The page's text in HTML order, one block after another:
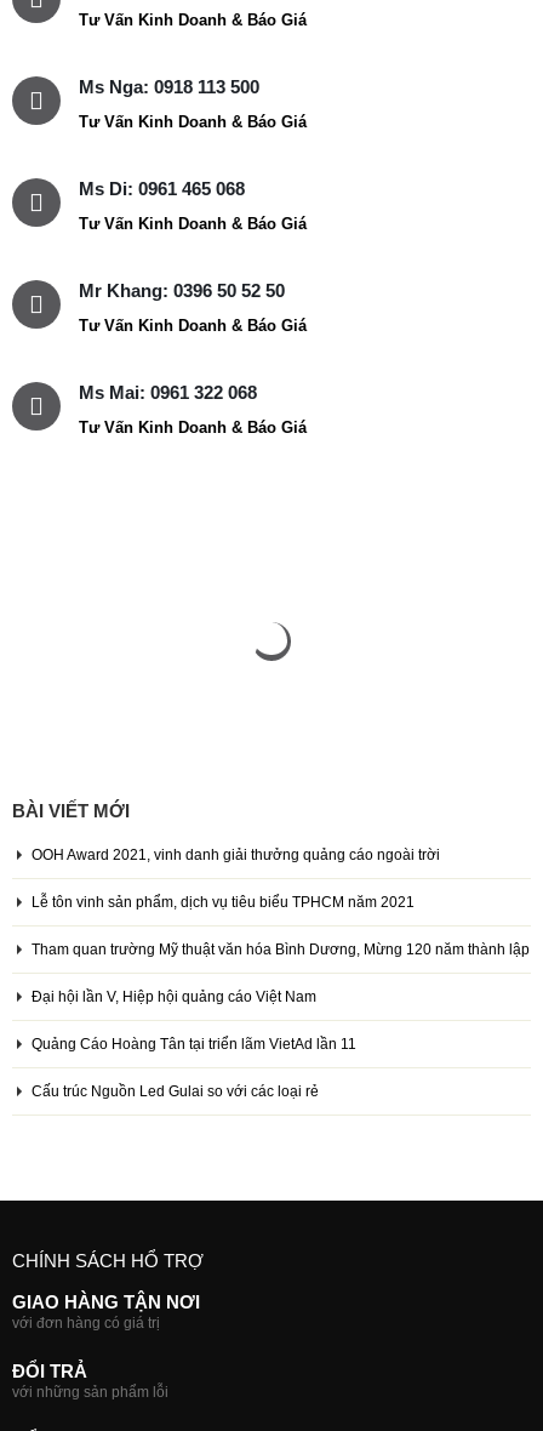
Tư Vấn Kinh Doanh & Báo Giá
Ms Nga: 0918 113 500
Tư Vấn Kinh Doanh & Báo Giá
Ms Di: 0961 465 068
Tư Vấn Kinh Doanh & Báo Giá
Mr Khang: 0396 50 52 50
Tư Vấn Kinh Doanh & Báo Giá
Ms Mai: 0961 322 068
Tư Vấn Kinh Doanh & Báo Giá
BÀI VIẾT MỚI
OOH Award 2021, vinh danh giải thưởng quảng cáo ngoài trời
Lễ tôn vinh sản phẩm, dịch vụ tiêu biểu TPHCM năm 2021
Tham quan trường Mỹ thuật văn hóa Bình Dương, Mừng 120 năm thành lập
Đại hội lần V, Hiệp hội quảng cáo Việt Nam
Quảng Cáo Hoàng Tân tại triển lãm VietAd lần 11
Cấu trúc Nguồn Led Gulai so với các loại rẻ
CHÍNH SÁCH HỔ TRỢ
GIAO HÀNG TẬN NƠI
với đơn hàng có giá trị
ĐỔI TRẢ
với những sản phẩm lỗi